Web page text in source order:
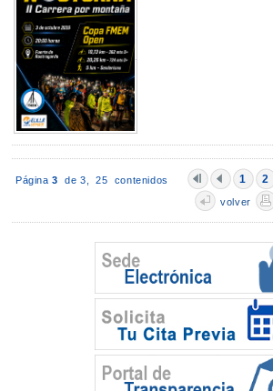
Página 3 de 3,25 contenidos 1 2
volver